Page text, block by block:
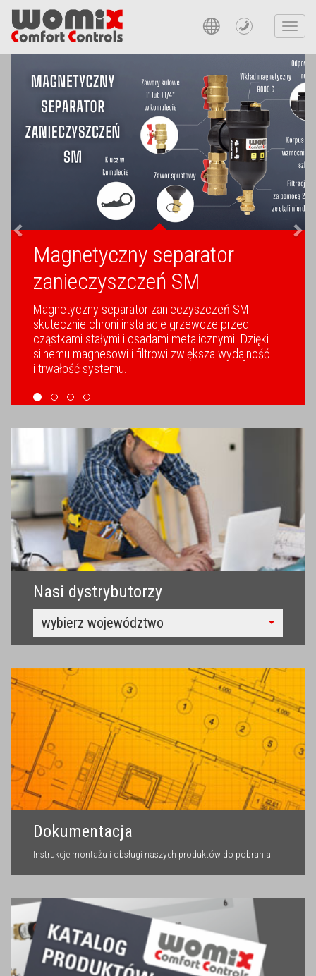
Magnetyczny separator
zanieczyszczeń SM
Magnetyczny separator zanieczyszczeń SM
skutecznie chroni instalacje grzewcze przed
cząstkami stałymi i osadami metalicznymi. Dzięki
silnemu magnesowi i filtrowi zwiększa wydajność
i trwałość systemu.
Nasi dystrybutorzy
wybierz województwo
Dokumentacja
Instrukcje montażu i obsługi naszych produktów do pobrania